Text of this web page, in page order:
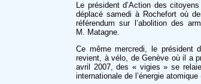
Le président d’Action des
déplacé samedi à Rochefort où
référendum sur l’abolition des
M. Matagne.
Ce même mercredi, le président
revient, à vélo, de Genève où il a
avril 2007, des « vigies » se
internationale de l’énergie